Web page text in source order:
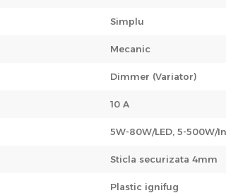
Simplu
Mecanic
Dimmer (Variator)
10 A
5W-80W/LED, 5-500W/
Sticla securizata 4mm
Plastic ignifug